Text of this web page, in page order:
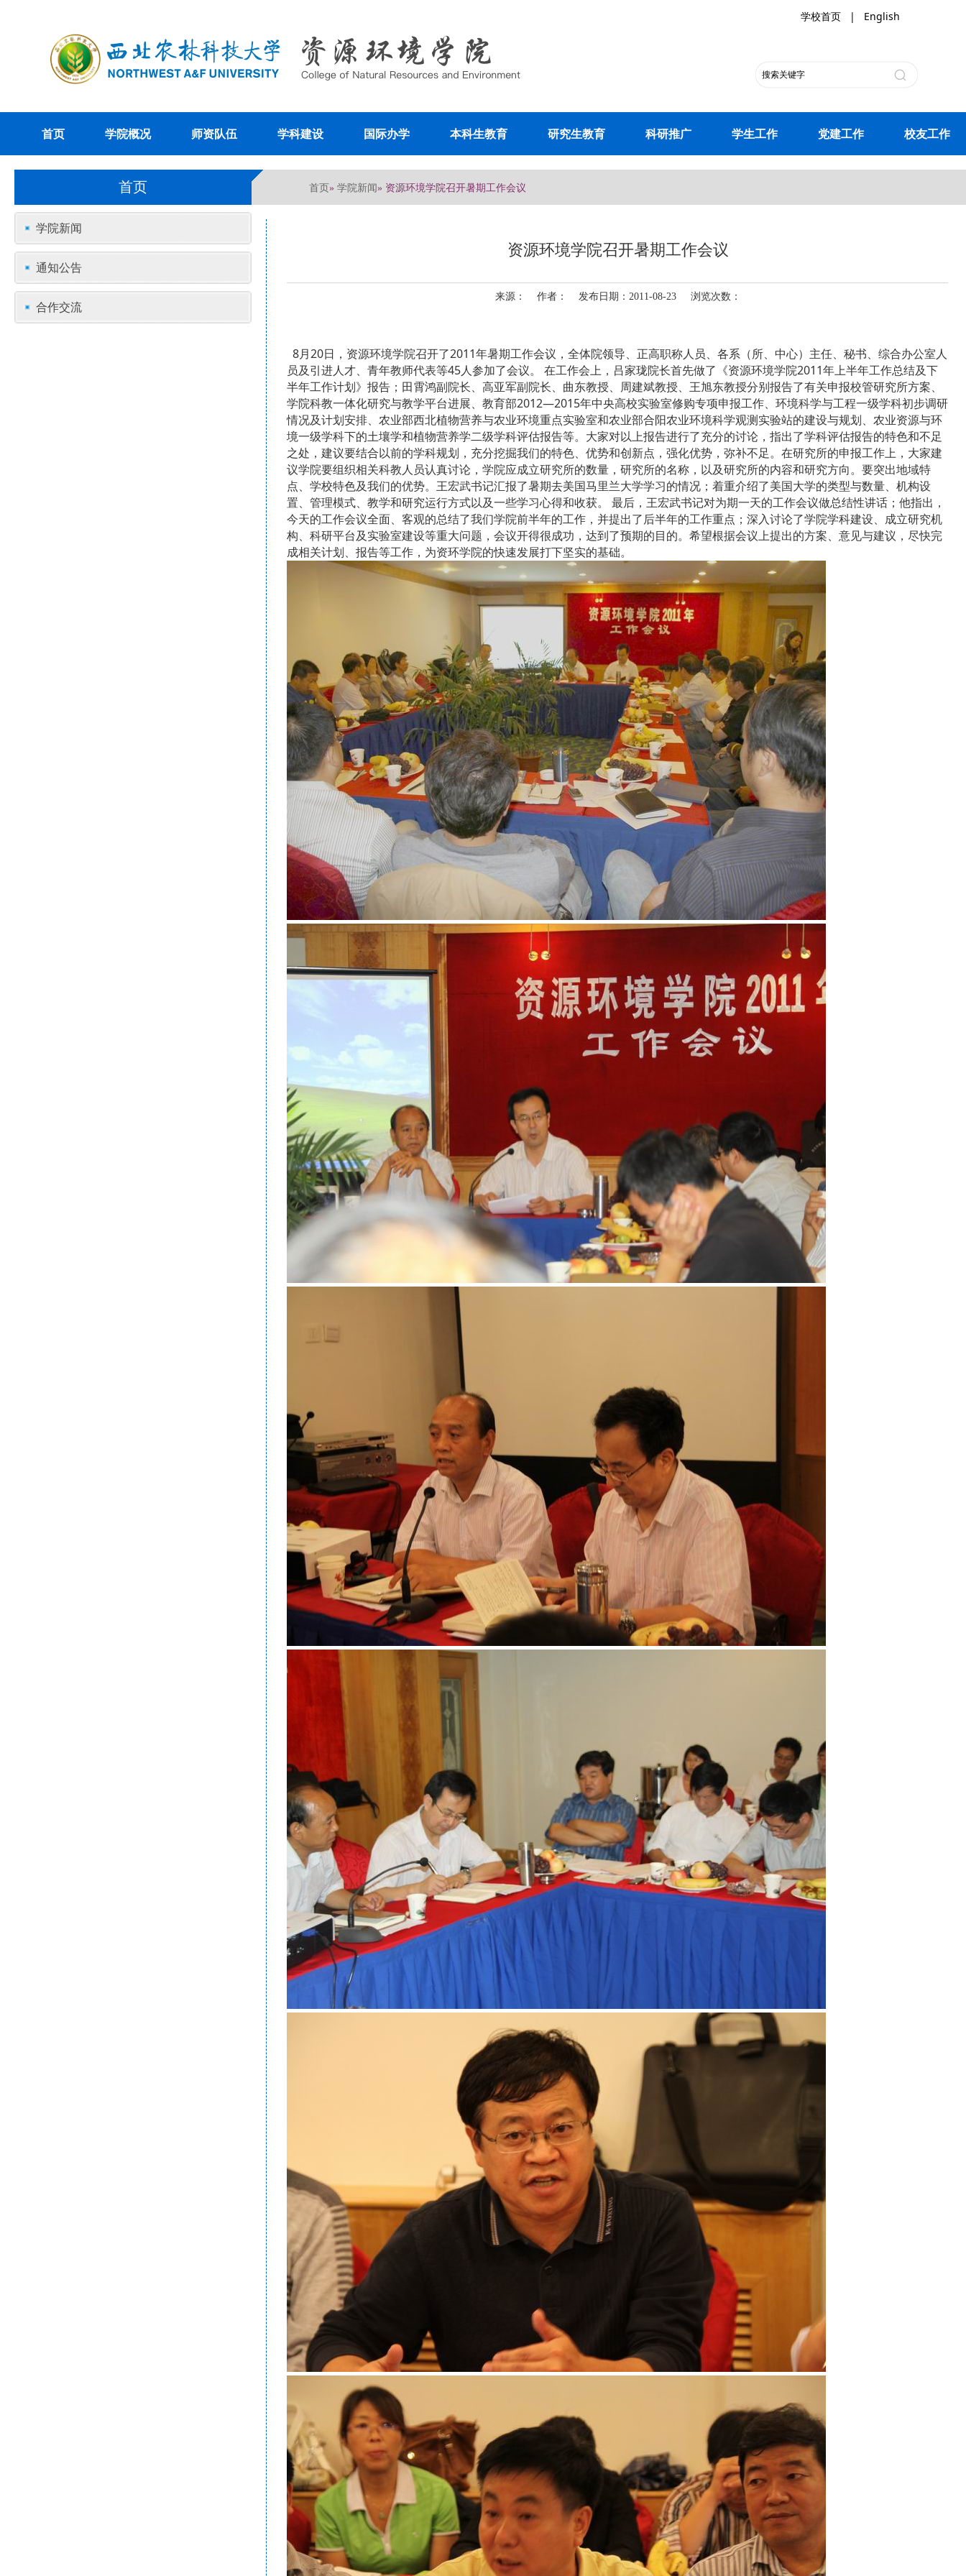
学校首页 | English
首页 学院概况 师资队伍 学科建设 国际办学 本科生教育 研究生教育 科研推广 学生工作 党建工作 校友工作
首页 首页» 学院新闻» 资源环境学院召开暑期工作会议
学院新闻
通知公告
合作交流
资源环境学院召开暑期工作会议
来源： 作者： 发布日期：2011-08-23 浏览次数：
8月20日 ，资源环境学院召开了2011年暑期工作会议，全体院领导、正高职称人员、各系（所、中心）主任、秘书、综合办公室人
员及引进人才、青年教师代表等45人参加了会议。
在工作会上，吕家珑院长首先做了《资源环境学院2011年上半年工作总结及下
半年工作计划》报告；田霄鸿副院长、高亚军副院长、曲东教授、周建斌教授、王旭东教授分别报告了有关申报校管研究所方案、
学院科教一体化研究与教学平台进展、教育部2012—2015年中央高校实验室修购专项申报工作、环境科学与工程一级学科初步调研
情况及计划安排、农业部西北植物营养与农业环境重点实验室和农业部合阳农业环境科学观测实验站的建设与规划、农业资源与环
境一级学科下的土壤学和植物营养学二级学科评估报告等。大家对以上报告进行了充分的讨论，指出了学科评估报告的特色和不足
之处，建议要结合以前的学科规划，充分挖掘我们的特色、优势和创新点，强化优势，弥补不足。在研究所的申报工作上，大家建
议学院要组织相关科教人员认真讨论，学院应成立研究所的数量，研究所的名称，以及研究所的内容和研究方向。要突出地域特
点、学校特色及我们的优势。王宏武书记汇报了暑期去美国马里兰大学学习的情况；着重介绍了美国大学的类型与数量、机构设
置、管理模式、教学和研究运行方式以及一些学习心得和收获。
最后，王宏武书记对为期一天的工作会议做总结性讲话；他指出，
今天的工作会议全面、客观的总结了我们学院前半年的工作，并提出了后半年的工作重点；深入讨论了学院学科建设、成立研究机
构、科研平台及实验室建设等重大问题，会议开得很成功，达到了预期的目的。希望根据会议上提出的方案、意见与建议，尽快完
成相关计划、报告等工作，为资环学院的快速发展打下坚实的基础。